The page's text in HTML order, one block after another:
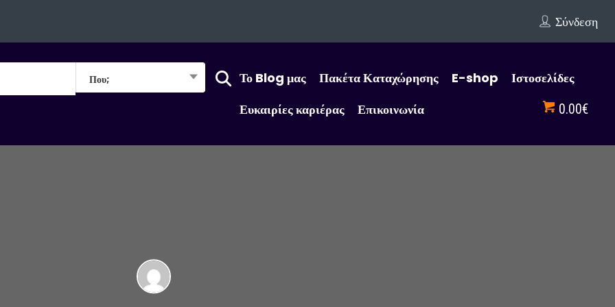
Σύνδεση
Που; Το Blog μας Πακέτα Καταχώρησης E-shop
Ιστοσελίδες
Ευκαιρίες καριέρας
Επικοινωνία 0.00€